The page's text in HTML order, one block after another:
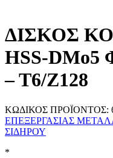
Τεχνική Υποστήριξη
ΔΙΣΚΟΣ
HSS-DMo5
– T6/Z128
ΚΩΔΙΚΟΣ ΠΡΟΪΟΝΤΟΣ:
ΕΠΕΞΕΡΓΑΣΙΑΣ
ΣΙΔΗΡΟΥ
*